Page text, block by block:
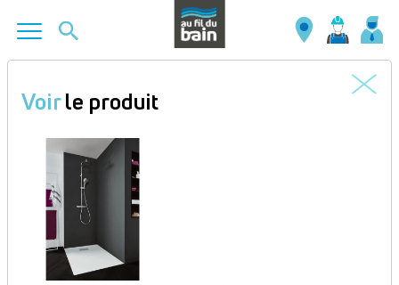
contenu
principal
Voirle produit